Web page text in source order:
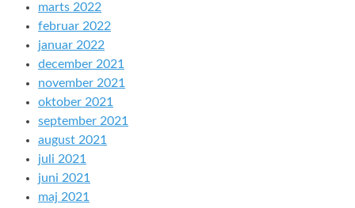
marts 2022
februar 2022
januar 2022
december 2021
november 2021
oktober 2021
september 2021
august 2021
juli 2021
juni 2021
maj 2021